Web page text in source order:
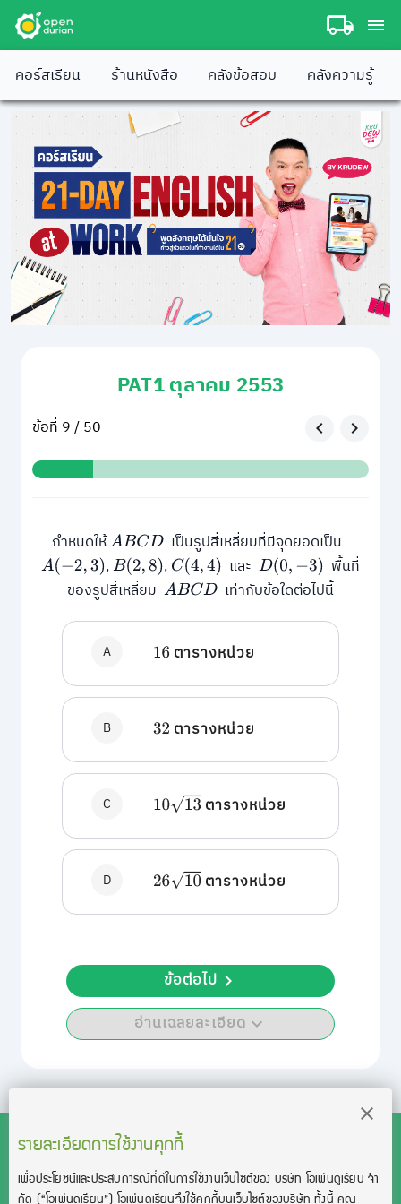
คอร์สเรียน ร้านหนังสือ คลังข้อสอบ คลังความรู้
PAT1 ตุลาคม 2553
ข้อที่ 9 / 50
กำหนดให้ABCD
เป็นรูปสี่เหลี่ยมที่มีจุดยอดเป็น
A(−2,3) ,B(2,8) ,C(4,4) และ D(0,−3)
พื้นที่
ของรูปสี่เหลี่ยมABCD เท่ากับข้อใดต่อไปนี้
A 16ตารางหน่วย
B 32 ตารางหน่วย
C 1013 ตารางหน่วย
D 2610 ตารางหน่วย
อ่านเฉลยละเอียด
ข้อต่อไป
รายละเอียดการใช้งานคุกกี้
เพื่อประโยชน์และประสบการณ์ที่ดีในการใช้งานเว็บไซต์ของ บริษัท โอเพ่นดูเรียน จํา
กัด (“โอเพ่นดูเรียน”)โอเพ่นดูเรียนจึงใช้คุกกี้บนเว็บไซต์ของบริษัท ทั้งนี้ คุณ
สงวนลิขสิทธิ์โดย บริษัท โอเพ่นดูเรียน จำกัด 2021 ©︎ OpenDurian